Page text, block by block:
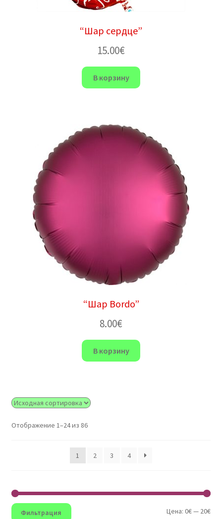
“Шар сердце”
15.00€
В корзину
“Шар Bordo”
8.00€
В корзину
Отображение 1–24 из 86
1 2 3 4
Фильтрация Цена:0€— 20€